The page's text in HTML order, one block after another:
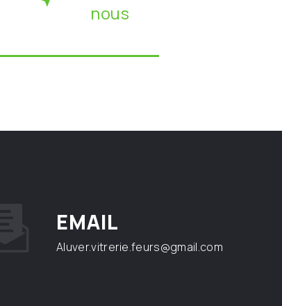
nous
EMAIL
aluver.vitrerie.feurs@gmail.com